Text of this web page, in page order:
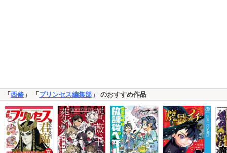
「 西修 」 「 プリンセス編集部 」 のおすすめ作品